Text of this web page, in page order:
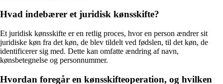
Hvad indebærer et juridisk kønsskifte?
Et juridisk kønsskifte er en retlig proces, hvor en person ændrer sit
juridiske køn fra det køn, de blev tildelt ved fødslen, til det køn, de
identificerer sig med. Dette kan omfatte ændring af navn,
kønsbetegnelse og personnummer.
Hvordan foregår en kønsskifteoperation, og hvilken